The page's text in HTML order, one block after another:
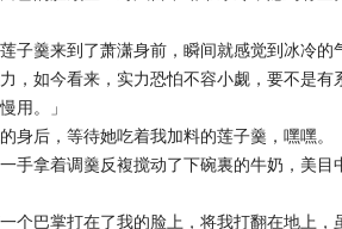
子羹来到了萧潇身前，瞬间就感觉到冰冷
，如今看来，实力恐怕不容小觑，要不是有
用。」
身后，等待她吃着我加料的莲子羹，嘿嘿。
手拿着调羹反複搅动了下碗裏的牛奶，美目
个巴掌打在了我的脸上，将我打翻在地上